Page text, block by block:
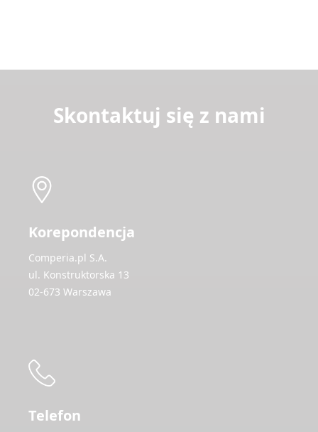
Skontaktuj się z nami
Korepondencja
Comperia.pl S.A.
ul. Konstruktorska 13
02-673 Warszawa
Telefon